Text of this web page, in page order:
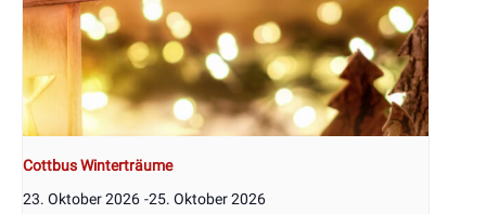
Cottbus Winterträume
23. Oktober 2026 -25. Oktober 2026